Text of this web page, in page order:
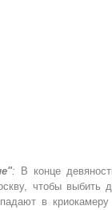
: В конце
чтобы выбить
в